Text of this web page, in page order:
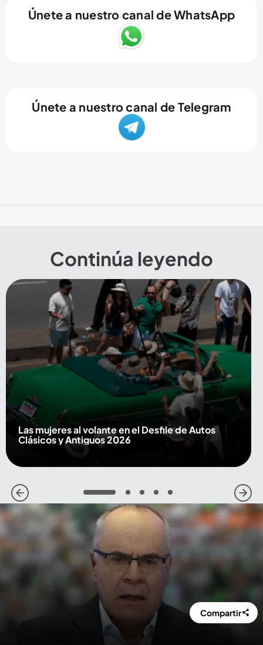
Únete a nuestro canal de WhatsApp
Únete a nuestro canal de Telegram
Continúa leyendo
Las mujeres al volante en el Desfile de Autos
Clásicos y Antiguos 2026
1 2 3 4 5
Compartir